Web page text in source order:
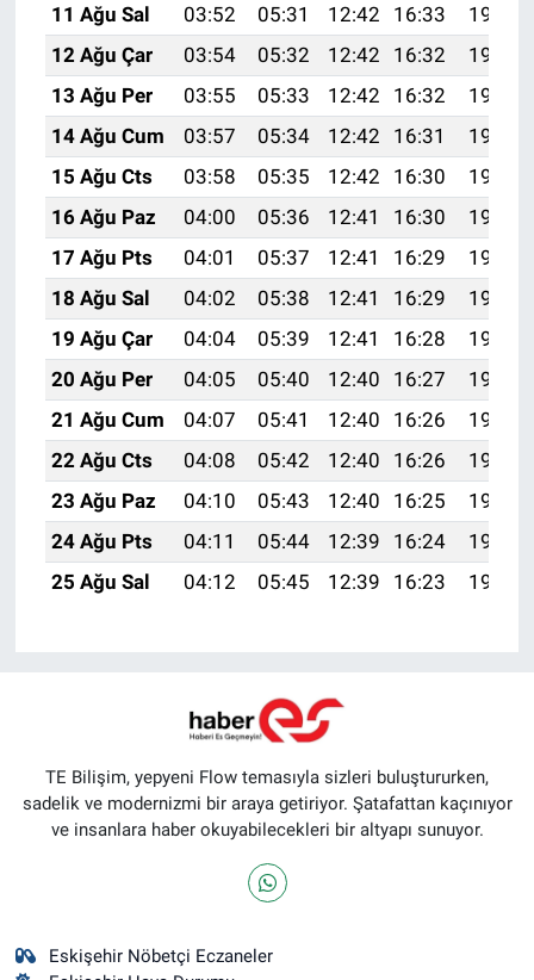
11 Ağu Sal
03:52 05:31 12:42 16:33
19:44
12 Ağu Çar
03:54 05:32 12:42 16:32
19:42
13 Ağu Per
03:55 05:33 12:42 16:32
19:41
14 Ağu Cum
03:57 05:34 12:42 16:31
19:40
15 Ağu Cts
03:58 05:35 12:42 16:30
19:38
16 Ağu Paz
04:00 05:36 12:41 16:30
19:37
17 Ağu Pts
04:01 05:37 12:41 16:29
19:36
18 Ağu Sal
04:02 05:38 12:41 16:29
19:34
19 Ağu Çar
04:04 05:39 12:41 16:28
19:33
20 Ağu Per
04:05 05:40 12:40 16:27
19:31
21 Ağu Cum
04:07 05:41 12:40 16:26
19:30
22 Ağu Cts
04:08 05:42 12:40 16:26
19:28
23 Ağu Paz
04:10 05:43 12:40 16:25
19:27
24 Ağu Pts
04:11 05:44 12:39 16:24
19:25
25 Ağu Sal
04:12 05:45 12:39 16:23 19:24
TE Bilişim, yepyeni Flow temasıyla sizleri buluştururken,
sadelik ve modernizmi bir araya getiriyor. Şatafattan kaçınıyor
ve insanlara haber okuyabilecekleri bir altyapı sunuyor.
Eskişehir Nöbetçi Eczaneler